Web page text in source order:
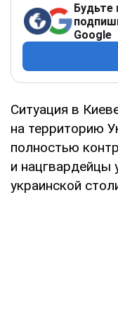
Будьте
Google
Ситуация в
на территорию
полностью
и нацгвардейцы
украинской